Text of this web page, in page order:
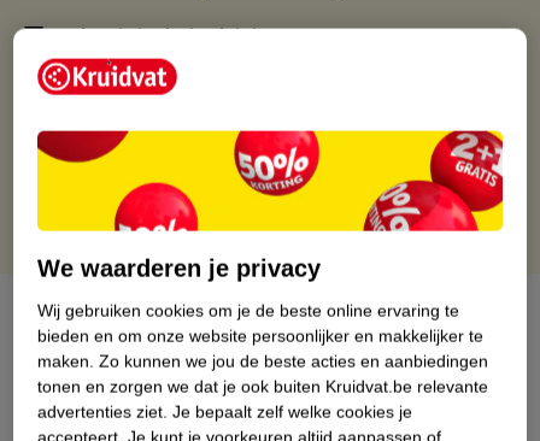
Op werkdagen voor 22:00 uur besteld, volgende dag in huis
Gratis thuisbezorgd vanaf 50.00
Gratis punten met je Kruidvat kaart
Over dit product
Productinformatie
We waarderen je privacy
Wij gebruiken cookies om je de beste online ervaring te
bieden en om onze website persoonlijker en makkelijker te
maken. Zo kunnen we jou de beste acties en aanbiedingen
tonen en zorgen we dat je ook buiten Kruidvat.be relevante
advertenties ziet. Je bepaalt zelf welke cookies je